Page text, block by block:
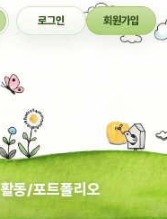
로그인 회원가입
활동/포트폴리오